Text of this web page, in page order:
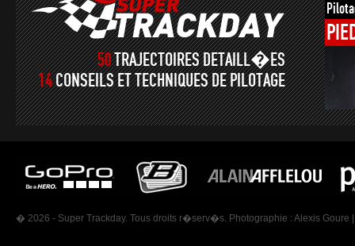
50TRAJECTOIRES DETAILL�ES
14CONSEILS ET TECHNIQUES DE PILOTAGE
� 2026 - Super Trackday. Tous droits r�serv�s. Photographie : Alexis Goure